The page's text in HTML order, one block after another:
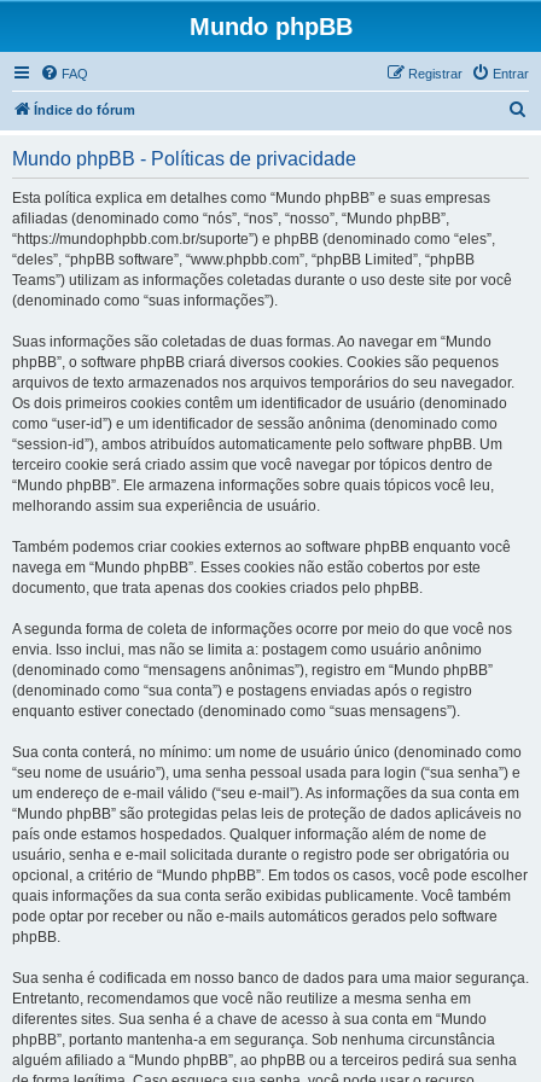
Mundo phpBB
FAQ Entrar
Registrar
Índice do fórum
Mundo phpBB - Políticas de privacidade
Esta política explica em detalhes como “Mundo phpBB” e suas empresas
afiliadas (denominado como “nós”, “nos”, “nosso”, “Mundo phpBB”,
“https://mundophpbb.com.br/suporte”) e phpBB (denominado como “eles”,
“deles”, “phpBB software”, “www.phpbb.com”, “phpBB Limited”, “phpBB
Teams”) utilizam as informações coletadas durante o uso deste site por você
(denominado como “suas informações”).
Suas informações são coletadas de duas formas. Ao navegar em “Mundo
phpBB”, o software phpBB criará diversos cookies. Cookies são pequenos
arquivos de texto armazenados nos arquivos temporários do seu navegador.
Os dois primeiros cookies contêm um identificador de usuário (denominado
como “user-id”) e um identificador de sessão anônima (denominado como
“session-id”), ambos atribuídos automaticamente pelo software phpBB. Um
terceiro cookie será criado assim que você navegar por tópicos dentro de
“Mundo phpBB”. Ele armazena informações sobre quais tópicos você leu,
melhorando assim sua experiência de usuário.
Também podemos criar cookies externos ao software phpBB enquanto você
navega em “Mundo phpBB”. Esses cookies não estão cobertos por este
documento, que trata apenas dos cookies criados pelo phpBB.
A segunda forma de coleta de informações ocorre por meio do que você nos
envia. Isso inclui, mas não se limita a: postagem como usuário anônimo
(denominado como “mensagens anônimas”), registro em “Mundo phpBB”
(denominado como “sua conta”) e postagens enviadas após o registro
enquanto estiver conectado (denominado como “suas mensagens”).
Sua conta conterá, no mínimo: um nome de usuário único (denominado como
“seu nome de usuário”), uma senha pessoal usada para login (“sua senha”) e
um endereço de e-mail válido (“seu e-mail”). As informações da sua conta em
“Mundo phpBB” são protegidas pelas leis de proteção de dados aplicáveis no
país onde estamos hospedados. Qualquer informação além de nome de
usuário, senha e e-mail solicitada durante o registro pode ser obrigatória ou
opcional, a critério de “Mundo phpBB”. Em todos os casos, você pode escolher
quais informações da sua conta serão exibidas publicamente. Você também
pode optar por receber ou não e-mails automáticos gerados pelo software
phpBB.
Sua senha é codificada em nosso banco de dados para uma maior segurança.
Entretanto, recomendamos que você não reutilize a mesma senha em
diferentes sites. Sua senha é a chave de acesso à sua conta em “Mundo
phpBB”, portanto mantenha-a em segurança. Sob nenhuma circunstância
alguém afiliado a “Mundo phpBB”, ao phpBB ou a terceiros pedirá sua senha